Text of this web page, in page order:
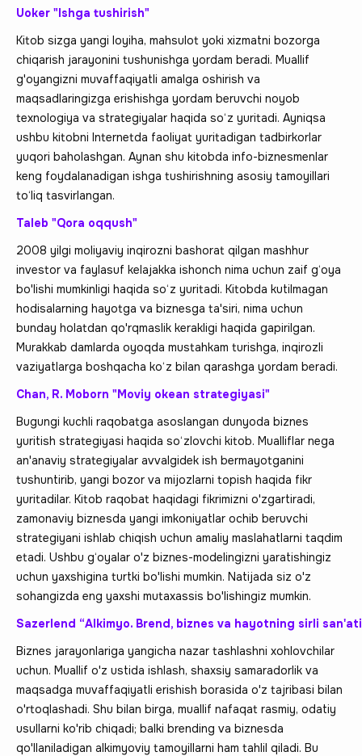
Uoker "Ishga tushirish"
Kitob sizga yangi loyiha, mahsulot yoki xizmatni bozorga
chiqarish jarayonini tushunishga yordam beradi. Muallif
g'oyangizni muvaffaqiyatli amalga oshirish va
maqsadlaringizga erishishga yordam beruvchi noyob
texnologiya va strategiyalar haqida so‘z yuritadi. Ayniqsa
ushbu kitobni Internetda faoliyat yuritadigan tadbirkorlar
yuqori baholashgan. Aynan shu kitobda info-biznesmenlar
keng foydalanadigan ishga tushirishning asosiy tamoyillari
to‘liq tasvirlangan.
Taleb "Qora oqqush"
2008 yilgi moliyaviy inqirozni bashorat qilgan mashhur
investor va faylasuf kelajakka ishonch nima uchun zaif g‘oya
bo'lishi mumkinligi haqida so‘z yuritadi. Kitobda kutilmagan
hodisalarning hayotga va biznesga ta'siri, nima uchun
bunday holatdan qo'rqmaslik kerakligi haqida gapirilgan.
Murakkab damlarda oyoqda mustahkam turishga, inqirozli
vaziyatlarga boshqacha ko‘z bilan qarashga yordam beradi.
Chan, R. Moborn "Moviy okean strategiyasi"
Bugungi kuchli raqobatga asoslangan dunyoda biznes
yuritish strategiyasi haqida so‘zlovchi kitob. Mualliflar nega
an'anaviy strategiyalar avvalgidek ish bermayotganini
tushuntirib, yangi bozor va mijozlarni topish haqida fikr
yuritadilar. Kitob raqobat haqidagi fikrimizni o'zgartiradi,
zamonaviy biznesda yangi imkoniyatlar ochib beruvchi
strategiyani ishlab chiqish uchun amaliy maslahatlarni taqdim
etadi. Ushbu g‘oyalar o'z biznes-modelingizni yaratishingiz
uchun yaxshigina turtki bo'lishi mumkin. Natijada siz o'z
sohangizda eng yaxshi mutaxassis bo'lishingiz mumkin.
Sazerlend “Alkimyo. Brend, biznes va hayotning sirli
Biznes jarayonlariga yangicha nazar tashlashni xohlovchilar
uchun. Muallif o'z ustida ishlash, shaxsiy samaradorlik va
maqsadga muvaffaqiyatli erishish borasida o'z tajribasi bilan
o'rtoqlashadi. Shu bilan birga, muallif nafaqat rasmiy, odatiy
usullarni ko'rib chiqadi; balki brending va biznesda
qo'llaniladigan alkimyoviy tamoyillarni ham tahlil qiladi. Bu